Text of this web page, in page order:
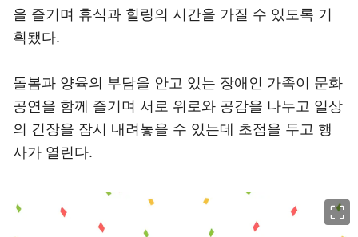
을 즐기며 휴식과 힐링의 시간을 가질 수 있도록 기
획됐다.
돌봄과 양육의 부담을 안고 있는 장애인 가족이 문화
공연을 함께 즐기며 서로 위로와 공감을 나누고 일상
의 긴장을 잠시 내려놓을 수 있는데 초점을 두고 행
사가 열린다.